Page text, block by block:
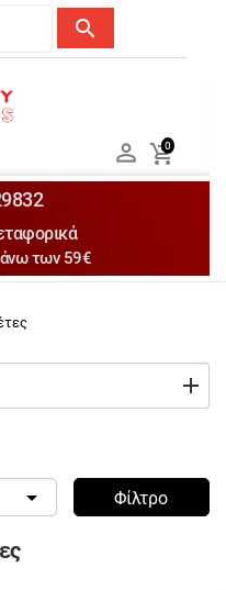
search

0

άνω των 59€
 Φίλτρο